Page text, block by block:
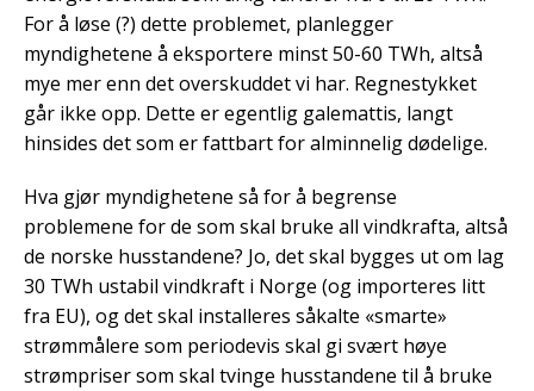
For å løse (?) dette problemet, planlegger
myndighetene å eksportere minst 50-60 TWh, altså
mye mer enn det overskuddet vi har. Regnestykket
går ikke opp. Dette er egentlig galemattis, langt
hinsides det som er fattbart for alminnelig dødelige.
Hva gjør myndighetene så for å begrense
problemene for de som skal bruke all vindkrafta, altså
de norske husstandene? Jo, det skal bygges ut om lag
30 TWh ustabil vindkraft i Norge (og importeres litt
fra EU), og det skal installeres såkalte «smarte»
strømmålere som periodevis skal gi svært høye
strømpriser som skal tvinge husstandene til å bruke